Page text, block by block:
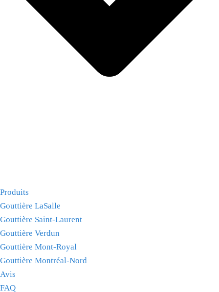
Produits
Gouttière LaSalle
Gouttière Saint-Laurent
Gouttière Verdun
Gouttière Mont-Royal
Gouttière Montréal-Nord
Avis
FAQ